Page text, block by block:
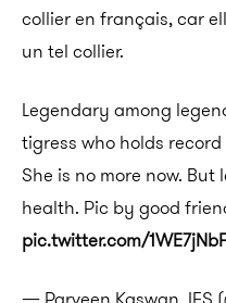
collier en français, car
un tel collier.
Legendary among
tigress who holds
She is no more now.
health. Pic by good
pic.twitter.com/